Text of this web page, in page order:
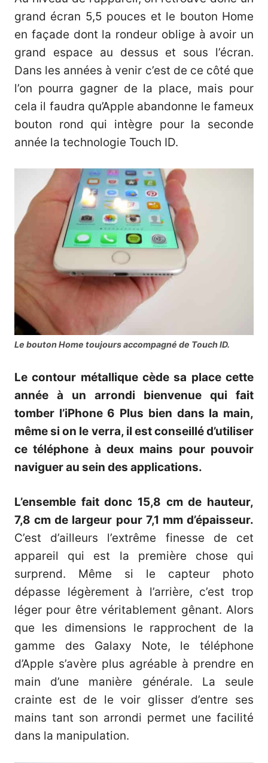
grand écran 5,5 pouces et le bouton Home
en façade dont la rondeur oblige à avoir un
grand espace au dessus et sous l’écran.
Dans les années à venir c’est de ce côté que
l’on pourra gagner de la place, mais pour
cela il faudra qu’Apple abandonne le fameux
bouton rond qui intègre pour la seconde
année la technologie Touch ID.
Le bouton Home toujours accompagné de Touch ID.
Le contour métallique cède sa place cette
année à un arrondi bienvenue qui fait
tomber l’iPhone 6 Plus bien dans la main,
même si on le verra, il est conseillé d’utiliser
ce téléphone à deux mains pour pouvoir
naviguer au sein des applications.
L’ensemble fait donc 15,8 cm de hauteur,
7,8 cm de largeur pour 7,1 mm d’épaisseur.
C’est d’ailleurs l’extrême finesse de cet
appareil qui est la première chose qui
surprend. Même si le capteur photo
dépasse légèrement à l’arrière, c’est trop
léger pour être véritablement gênant. Alors
que les dimensions le rapprochent de la
gamme des Galaxy Note, le téléphone
d’Apple s’avère plus agréable à prendre en
main d’une manière générale. La seule
crainte est de le voir glisser d’entre ses
mains tant son arrondi permet une facilité
dans la manipulation.